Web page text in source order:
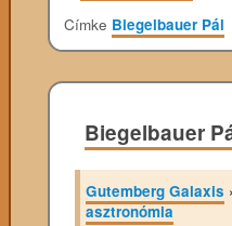
Címke Biegelbauer Pál
Biegelbauer
Gutemberg Galaxis
asztronómia